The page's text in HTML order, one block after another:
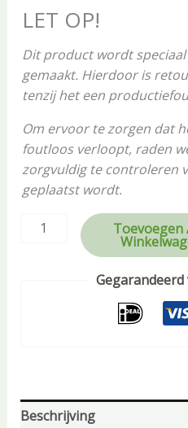
LET OP!
Dit product wordt
gemaakt. Hierdoor is
tenzij het een
Om ervoor te zorgen dat
foutloos verloopt, raden
zorgvuldig te controleren
geplaatst wordt.
Toevoegen
Beschrijving